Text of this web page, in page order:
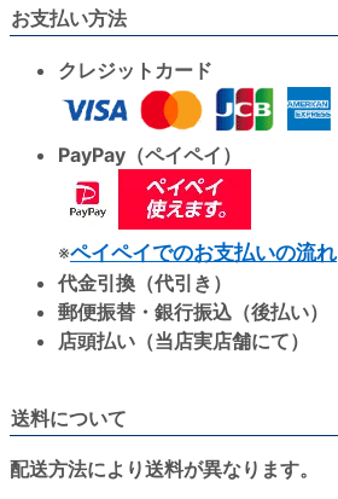
お支払い方法
クレジットカード
PayPay（ペイペイ）
※ペイペイでのお支払いの流れ
代金引換（代引き）
郵便振替・銀行振込（後払い）
店頭払い（当店実店舗にて）
送料について
配送方法により送料が異なります。